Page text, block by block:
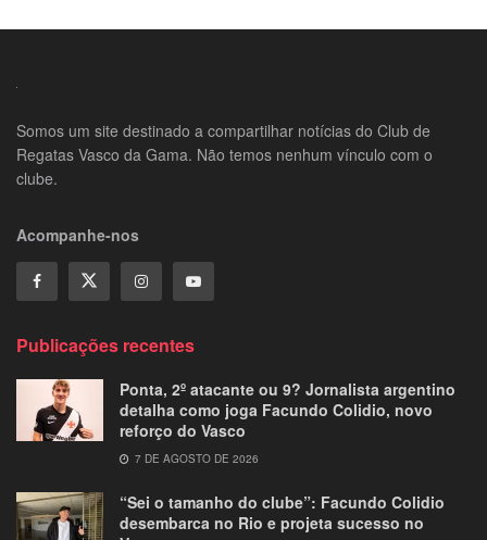
Somos um site destinado a compartilhar notícias do Club de
Regatas Vasco da Gama. Não temos nenhum vínculo com o
clube.
Acompanhe-nos
Publicações recentes
Ponta, 2º atacante ou 9? Jornalista argentino
detalha como joga Facundo Colidio, novo
reforço do Vasco
7 DE AGOSTO DE 2026
“Sei o tamanho do clube”: Facundo Colidio
desembarca no Rio e projeta sucesso no